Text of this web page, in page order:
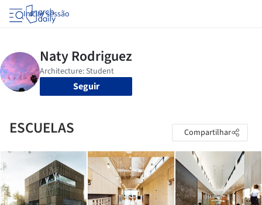
Iniciar sessão
Seguir
ESCUELAS Compartilhar